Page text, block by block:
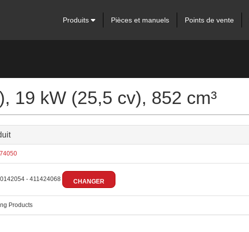
Produits Pièces et manuels Points de vente
19 kW (25,5 cv), 852 cm³
74050
- 411424068 CHANGER
Products